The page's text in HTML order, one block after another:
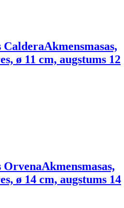
CalderaAkmensmasas,
ø 11 cm, augstums 12
OrvenaAkmensmasas,
ø 14 cm, augstums 14